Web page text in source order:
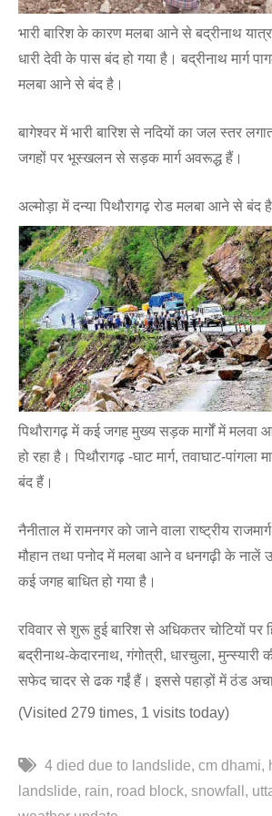
भारी बारिश के कारण मलबा आने से बद्रीनाथ
धारी देवी के पास बंद हो गया है। बद्रीनाथ मार्ग
मलबा आने से बंद है।
बागेश्वर में भारी बारिश से नदियों का जल स्तर
जगहों पर भूस्खलन से सड़क मार्ग अवरूद्ध हैं।
अल्मोड़ा में दन्या पिथौरागढ़ रोड मलबा आने से बंद
पिथौरागढ़ में कई जगह मुख्य सड़क मार्गों में मलवा
हो रहा है। पिथौरागढ़ -घाट मार्ग, तवाघाट-पांगला
बंद हैं।
नैनीताल में रामनगर को जाने वाला राष्ट्रीय
मौहान तथा पनोद में मलबा आने व धनगढ़ी के नालें
कई जगह बाधित हो गया है।
रविवार से शुरू हुई बारिश से अधिकतर चोटियों पर
बद्रीनाथ-केदारनाथ, गंगोत्री, धारचुला, मुन्स्यारी
सफेद चादर से ढक गईं हैं। इससे पहाड़ों में ठंड
(Visited 279 times, 1 visits today)
4 died due to landslide cm dhami
landslide rain road block snowfall